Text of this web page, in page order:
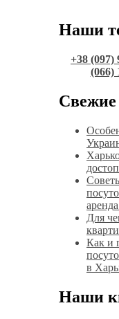
Наши
+38 (097)
(066)
Свежие
Для
Как и
в
Наши